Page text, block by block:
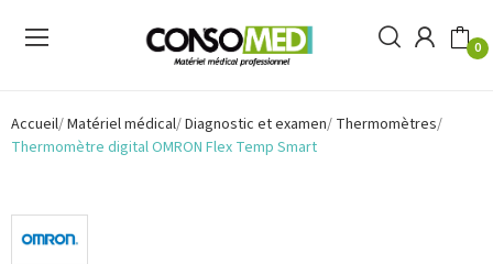
0
Accueil Matériel médical Diagnostic et examen Thermomètres
Thermomètre digital OMRON Flex Temp Smart